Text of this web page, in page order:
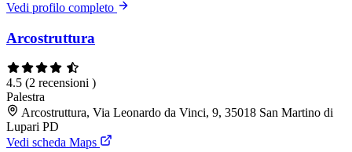
Vedi profilo completo
Arcostruttura
4.5 (2 recensioni )
Palestra
Arcostruttura, Via Leonardo da Vinci, 9, 35018 San Martino di
Lupari PD
Vedi scheda Maps